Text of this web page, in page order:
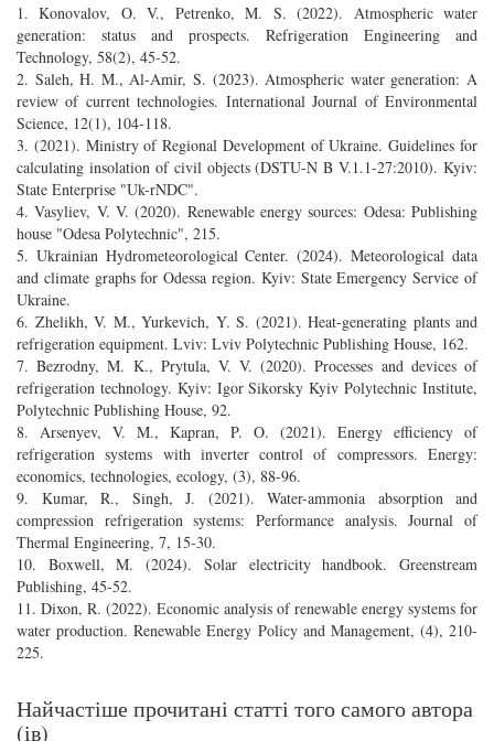
1. Konovalov, O. V., Petrenko, M. S. (2022). Atmospheric water
generation: status and prospects. Refrigeration Engineering and
Technology, 58(2), 45-52.
2. Saleh, H. M., Al-Amir, S. (2023). Atmospheric water generation: A
review of current technologies. International Journal of Environmental
Science, 12(1), 104-118.
3. (2021). Ministry of Regional Development of Ukraine. Guidelines for
calculating insolation of civil objects (DSTU-N B V.1.1-27:2010). Kyiv:
State Enterprise "Uk-rNDC".
4. Vasyliev, V. V. (2020). Renewable energy sources: Odesa: Publishing
house "Odesa Polytechnic", 215.
5. Ukrainian Hydrometeorological Center. (2024). Meteorological data
and climate graphs for Odessa region. Kyiv: State Emergency Service of
Ukraine.
6. Zhelikh, V. M., Yurkevich, Y. S. (2021). Heat-generating plants and
refrigeration equipment. Lviv: Lviv Polytechnic Publishing House, 162.
7. Bezrodny, M. K., Prytula, V. V. (2020). Processes and devices of
refrigeration technology. Kyiv: Igor Sikorsky Kyiv Polytechnic Institute,
Polytechnic Publishing House, 92.
8. Arsenyev, V. M., Kapran, P. O. (2021). Energy efficiency of
refrigeration systems with inverter control of compressors. Energy:
economics, technologies, ecology, (3), 88-96.
9. Kumar, R., Singh, J. (2021). Water-ammonia absorption and
compression refrigeration systems: Performance analysis. Journal of
Thermal Engineering, 7, 15-30.
10. Boxwell, M. (2024). Solar electricity handbook. Greenstream
Publishing, 45-52.
11. Dixon, R. (2022). Economic analysis of renewable energy systems for
water production. Renewable Energy Policy and Management, (4), 210-
225.
Найчастіше прочитані статті того самого автора
(ів)